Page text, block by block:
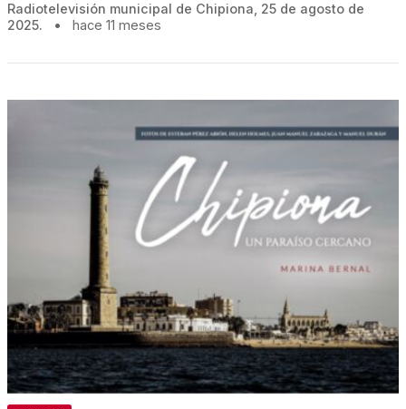
Radiotelevisión municipal de Chipiona, 25 de agosto de
2025.
• hace 11 meses